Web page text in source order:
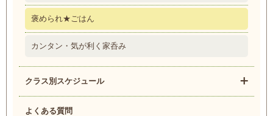
褒められ★ごはん
カンタン・気が利く家呑み
クラス別スケジュール
よくある質問